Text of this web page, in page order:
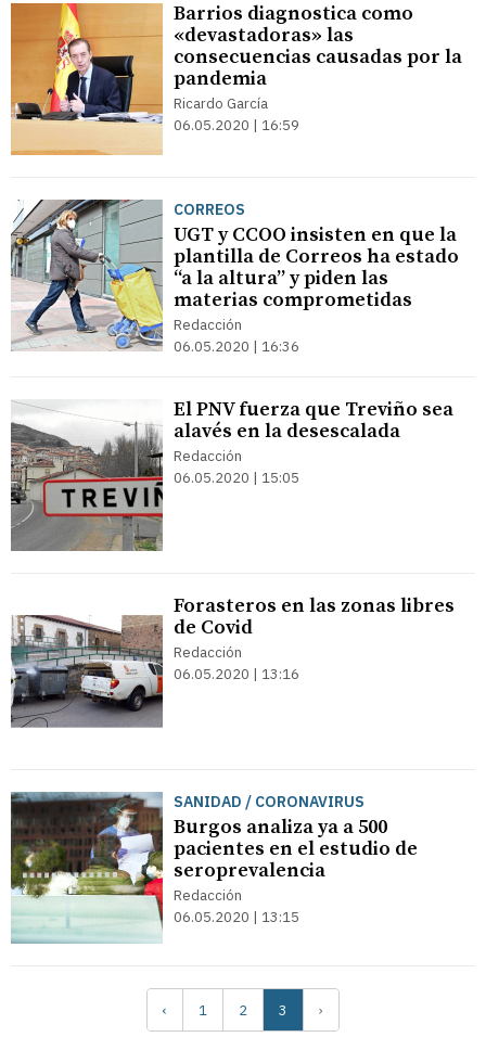
Barrios diagnostica como
«devastadoras» las
consecuencias causadas por la
pandemia
Ricardo García
06.05.2020 | 16:59
CORREOS
UGT y CCOO insisten en que la
plantilla de Correos ha estado
“a la altura” y piden las
materias comprometidas
Redacción
06.05.2020 | 16:36
El PNV fuerza que Treviño sea
alavés en la desescalada
Redacción
06.05.2020 | 15:05
Forasteros en las zonas libres
de Covid
Redacción
06.05.2020 | 13:16
SANIDAD / CORONAVIRUS
Burgos analiza ya a 500
pacientes en el estudio de
seroprevalencia
Redacción
06.05.2020 | 13:15
‹ 1 2 3 ›